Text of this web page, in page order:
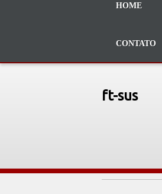
HOME
CONTATO
ft-sus